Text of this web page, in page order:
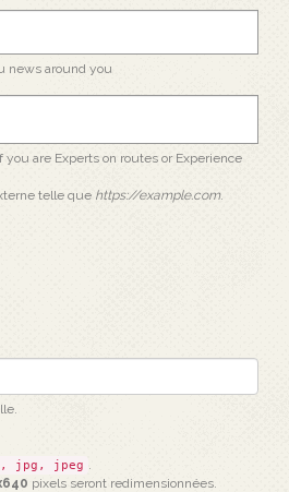
news around you
are Experts on routes or Experience
telle que https://example.com.
jpg, jpeg .
pixels seront redimensionnées.